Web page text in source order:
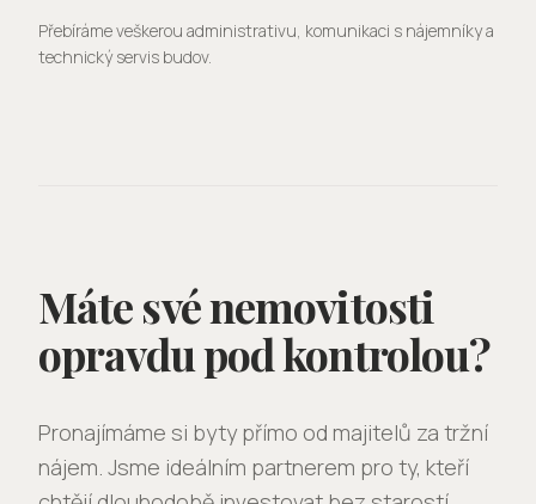
Přebíráme veškerou administrativu, komunikaci s nájemníky a
technický servis budov.
Máte své nemovitosti
opravdu pod kontrolou?
Pronajímáme si byty přímo od majitelů za tržní
nájem. Jsme ideálním partnerem pro ty, kteří